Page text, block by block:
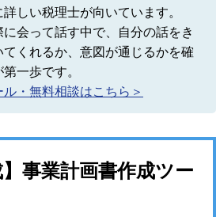
しい税理士が向いています。
に会って話す中で、自分の話をき
てくれるか、意図が通じるかを確
一歩です。
ル・無料相談はこちら＞
】事業計画書作成ツー